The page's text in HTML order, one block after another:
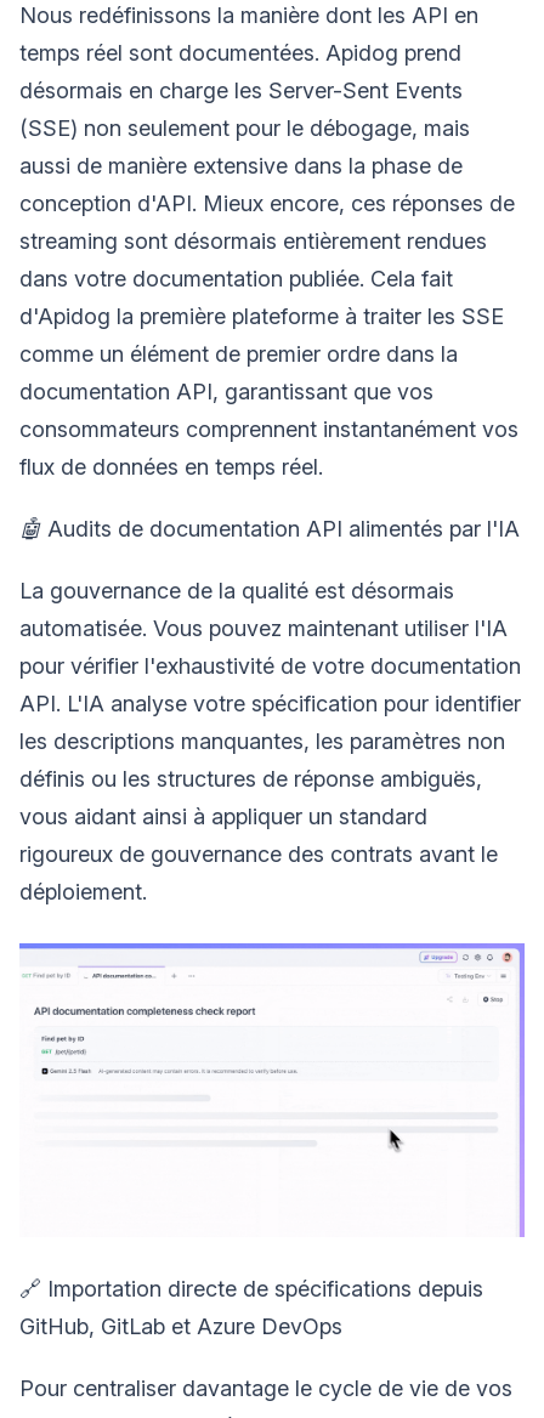
Nous redéfinissons la manière dont les API en
temps réel sont documentées. Apidog prend
désormais en charge les Server-Sent Events
(SSE) non seulement pour le débogage, mais
aussi de manière extensive dans la phase de
conception d'API. Mieux encore, ces réponses de
streaming sont désormais entièrement rendues
dans votre documentation publiée. Cela fait
d'Apidog la première plateforme à traiter les SSE
comme un élément de premier ordre dans la
documentation API, garantissant que vos
consommateurs comprennent instantanément vos
flux de données en temps réel.
🤖 Audits de documentation API alimentés par l'IA
La gouvernance de la qualité est désormais
automatisée. Vous pouvez maintenant utiliser l'IA
pour vérifier l'exhaustivité de votre documentation
API. L'IA analyse votre spécification pour identifier
les descriptions manquantes, les paramètres non
définis ou les structures de réponse ambiguës,
vous aidant ainsi à appliquer un standard
rigoureux de gouvernance des contrats avant le
déploiement.
🔗 Importation directe de spécifications depuis
GitHub, GitLab et Azure DevOps
Pour centraliser davantage le cycle de vie de vos